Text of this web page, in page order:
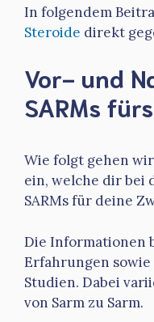
In folgendem
Steroide direkt
Vor- und
SARMs
Wie folgt gehen
ein, welche dir bei
SARMs für deine
Die Informationen
Erfahrungen
Studien. Dabei
von Sarm zu Sarm.